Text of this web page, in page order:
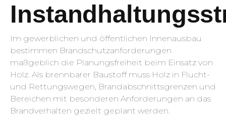
Im gewerblichen und öffentlichen Innenausbau
bestimmen Brandschutzanforderungen
maßgeblich die Planungsfreiheit beim Einsatz von
Holz. Als brennbarer Baustoff muss Holz in Flucht-
und Rettungswegen, Brandabschnittsgrenzen und
Bereichen mit besonderen Anforderungen an das
Brandverhalten gezielt geplant werden.